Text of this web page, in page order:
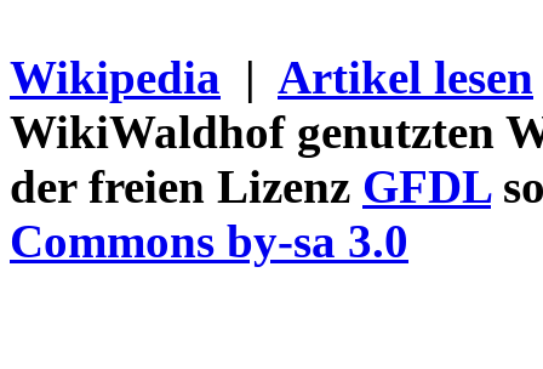
Wikipedia | Artikel lesen
WikiWaldhof genutzten
der freien Lizenz GFDL
Commons by-sa 3.0